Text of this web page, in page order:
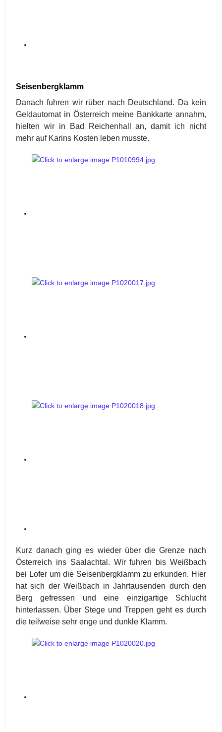
Seisenbergklamm
Danach fuhren wir rüber nach Deutschland. Da kein
Geldautomat in Österreich meine Bankkarte annahm,
hielten wir in Bad Reichenhall an, damit ich nicht
mehr auf Karins Kosten leben musste.
Kurz danach ging es wieder über die Grenze nach
Österreich ins Saalachtal. Wir fuhren bis Weißbach
bei Lofer um die Seisenbergklamm zu erkunden. Hier
hat sich der Weißbach in Jahrtausenden durch den
Berg gefressen und eine einzigartige Schlucht
hinterlassen. Über Stege und Treppen geht es durch
die teilweise sehr enge und dunkle Klamm.